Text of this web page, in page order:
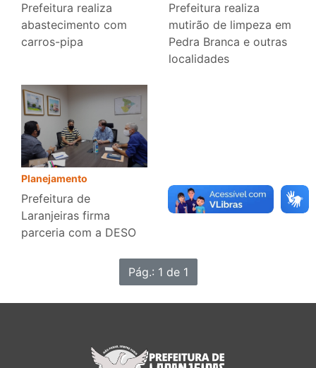
Prefeitura realiza
abastecimento com
carros-pipa
Prefeitura realiza
mutirão de limpeza em
Pedra Branca e outras
localidades
Planejamento
Prefeitura de
Laranjeiras firma
parceria com a DESO
Pág.: 1 de 1